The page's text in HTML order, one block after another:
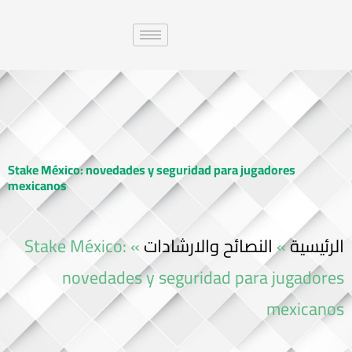
Stake México: novedades y seguridad para jugadores
mexicanos
الرئيسية»النصائح والارشادات»
Stake México:
novedades y seguridad para jugadores
mexicanos